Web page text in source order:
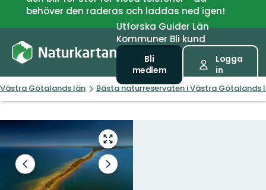
behöver den raderas och laddas ned igen!
UtforskaGuiderLän
Kommuner Bli kund
Bli
medlem
Logga
in
Västra Götalands län Bästa naturreservaten i Västra Götalands
Gå
till
helskärmsläge
Föregående
bild
Nästa
bildspel